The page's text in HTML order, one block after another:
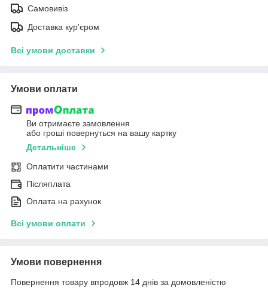
Самовивіз
Доставка кур'єром
Всі умови доставки
Умови оплати
Ви отримаєте замовлення
або гроші повернуться на вашу картку
Детальніше
Оплатити частинами
Післяплата
Оплата на рахунок
Всі умови оплати
Умови повернення
Повернення товару впродовж 14 днів за домовленістю